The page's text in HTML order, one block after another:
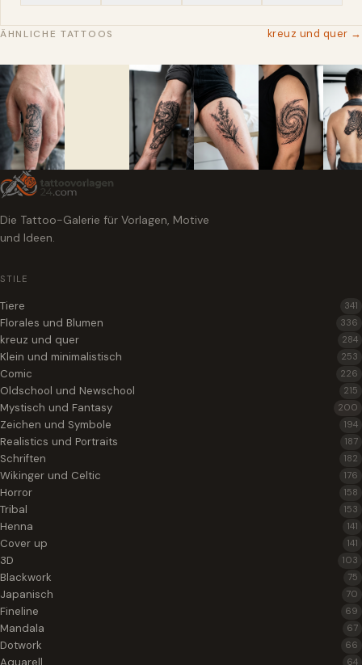
ÄHNLICHE TATTOOS kreuz und quer →
Die Tattoo-Galerie für Vorlagen, Motive
und Ideen.
STILE
Tiere 341
Florales und Blumen 336
kreuz und quer 284
Klein und minimalistisch 253
Comic 226
Oldschool und Newschool 215
Mystisch und Fantasy 200
Zeichen und Symbole 194
Realistics und Portraits 187
Schriften 182
Wikinger und Celtic 176
Horror 158
Tribal 153
Henna 141
Cover up 141
3D 103
Blackwork 75
Japanisch 70
Fineline 69
Mandala 67
Dotwork 66
64